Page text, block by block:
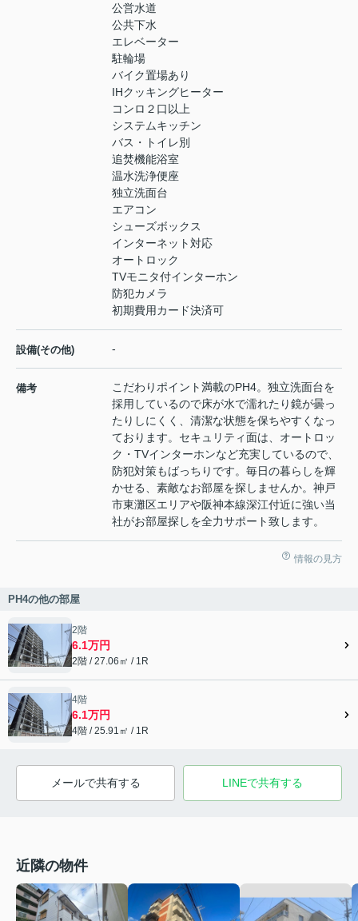
公営水道
公共下水
エレベーター
駐輪場
バイク置場あり
IHクッキングヒーター
コンロ２口以上
システムキッチン
バス・トイレ別
追焚機能浴室
温水洗浄便座
独立洗面台
エアコン
シューズボックス
インターネット対応
オートロック
TVモニタ付インターホン
防犯カメラ
初期費用カード決済可
設備(その他) -
備考
こだわりポイント満載のPH4。独立洗面台を
採用しているので床が水で濡れたり鏡が曇っ
たりしにくく、清潔な状態を保ちやすくなっ
ております。セキュリティ面は、オートロッ
ク・TVインターホンなど充実しているので、
防犯対策もばっちりです。毎日の暮らしを輝
かせる、素敵なお部屋を探しませんか。神戸
市東灘区エリアや阪神本線深江付近に強い当
社がお部屋探しを全力サポート致します。
情報の見方
PH4の他の部屋
2階
6.1万円
2階 / 27.06㎡ / 1R
4階
6.1万円
4階 / 25.91㎡ / 1R
メールで共有する LINEで共有する
近隣の物件